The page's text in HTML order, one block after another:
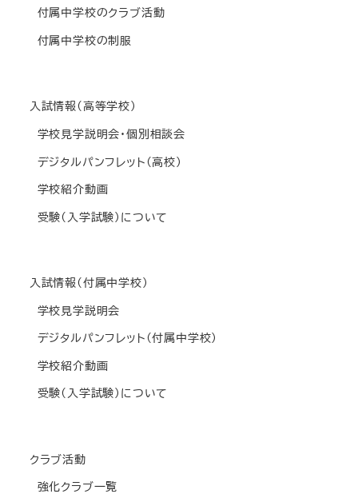
付属中学校のクラブ活動
付属中学校の制服
入試情報(高等学校)
学校見学説明会・個別相談会
デジタルパンフレット(高校)
学校紹介動画
受験(入学試験)について
入試情報(付属中学校)
学校見学説明会
デジタルパンフレット(付属中学校)
学校紹介動画
受験(入学試験)について
クラブ活動
強化クラブ一覧